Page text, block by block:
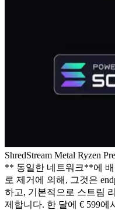
ShredStream Metal Ryzen
** 동일한 네트워크**에
로 제거에 의해, 그것은
하고, 기본적으로 스트림
제합니다. 한 달에 € 599에